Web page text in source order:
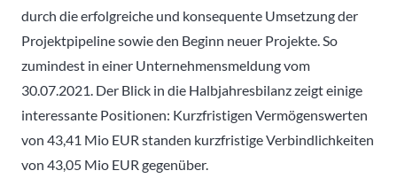
durch die erfolgreiche und konsequente Umsetzung der
Projektpipeline sowie den Beginn neuer Projekte. So
zumindest in einer Unternehmensmeldung vom
30.07.2021. Der Blick in die Halbjahresbilanz zeigt einige
interessante Positionen: Kurzfristigen Vermögenswerten
von 43,41 Mio EUR standen kurzfristige Verbindlichkeiten
von 43,05 Mio EUR gegenüber.